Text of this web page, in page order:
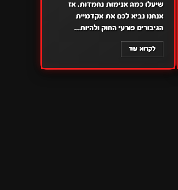
שיעלו כמה אנימות נחמדות. אז
אנחנו נביא לכם את אקדמיית
הגיבורים פורעי החוק ולהיות...
לקרוא עוד